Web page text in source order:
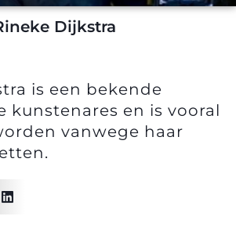
is een bekende
kunstenares en is vooral
vanwege haar
Dijkstra